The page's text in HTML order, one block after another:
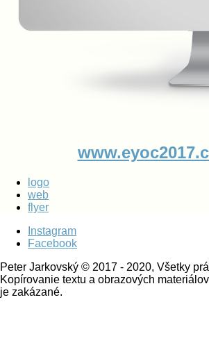
logo
web
flyer
Instagram
Facebook
Peter Jarkovský © 2017 - 2020, Všetky
Kopírovanie textu a obrazových
je zakázané.